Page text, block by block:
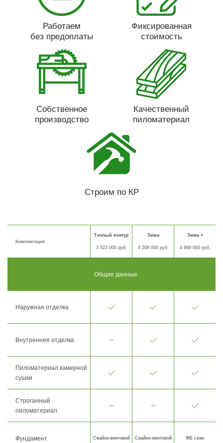
Работаем
без предоплаты
Фиксированная
стоимость
Собственное
производство
Качественный
пиломатериал
Строим по КР
Комплектация
Теплый контур
3 523 000 руб.
Зима
4 208 000 руб.
Зима +
4 949 000 руб.
Общие данные
Наружная отделка
Внутренняя отделка
Пиломатериал камерной
сушки
Строганный
пиломатериал
Фундамент Свайно-винтовой Свайно-винтовой ЖБ сваи